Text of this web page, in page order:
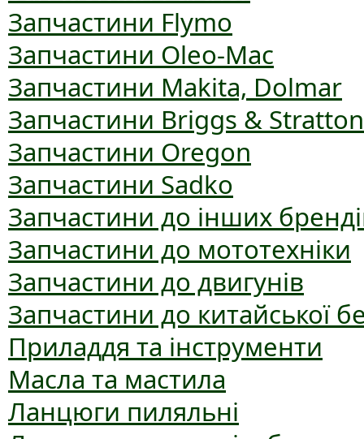
Запчастини Flymo
Запчастини Oleo-Mac
Запчастини Makita, Dolmar
Запчастини Briggs & Stratton
Запчастини Oregon
Запчастини Sadko
Запчастини до інших
Запчастини до мототехніки
Запчастини до двигунів
Запчастини до китайської
Приладдя та інструменти
Масла та мастила
Ланцюги пиляльні